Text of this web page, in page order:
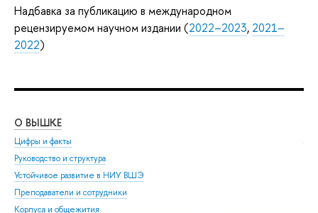
Надбавка за публикацию в международном
рецензируемом научном издании (2022–2023, 2021–
2022)
О ВЫШКЕ
Цифры и факты
Руководство и структура
Устойчивое развитие в НИУ ВШЭ
Преподаватели и сотрудники
Корпуса и общежития